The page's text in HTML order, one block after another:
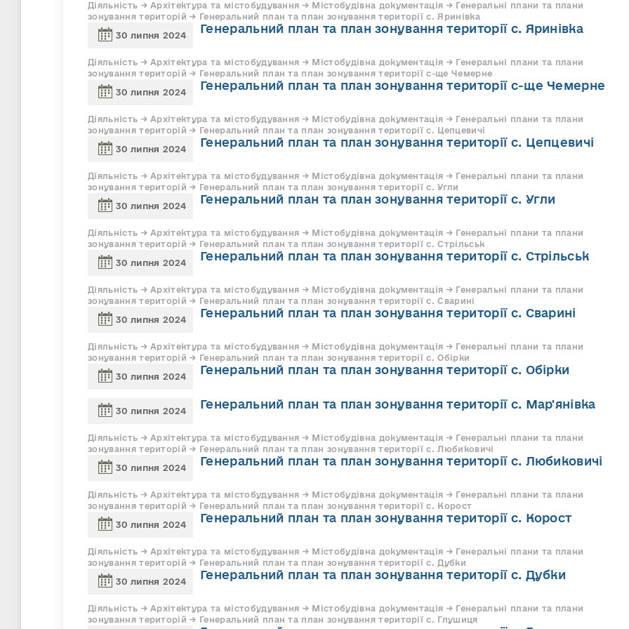
Діяльність → Архітектура та містобудування → Містобудівна документація → Генеральні плани та плани
зонування територій → Генеральний план та план зонування території с. Яринівка
30 липня 2024 Генеральний план та план зонування території с. Яринівка
Діяльність → Архітектура та містобудування → Містобудівна документація → Генеральні плани та плани
зонування територій → Генеральний план та план зонування території с-ще Чемерне
30 липня 2024 Генеральний план та план зонування території с-ще Чемерне
Діяльність → Архітектура та містобудування → Містобудівна документація → Генеральні плани та плани
зонування територій → Генеральний план та план зонування території с. Цепцевичі
30 липня 2024 Генеральний план та план зонування території с. Цепцевичі
Діяльність → Архітектура та містобудування → Містобудівна документація → Генеральні плани та плани
зонування територій → Генеральний план та план зонування території с. Угли
30 липня 2024 Генеральний план та план зонування території с. Угли
Діяльність → Архітектура та містобудування → Містобудівна документація → Генеральні плани та плани
зонування територій → Генеральний план та план зонування території с. Стрільськ
30 липня 2024 Генеральний план та план зонування території с. Стрільськ
Діяльність → Архітектура та містобудування → Містобудівна документація → Генеральні плани та плани
зонування територій → Генеральний план та план зонування території с. Сварині
30 липня 2024 Генеральний план та план зонування території с. Сварині
Діяльність → Архітектура та містобудування → Містобудівна документація → Генеральні плани та плани
зонування територій → Генеральний план та план зонування території с. Обірки
30 липня 2024 Генеральний план та план зонування території с. Обірки
30 липня 2024 Генеральний план та план зонування території с. Мар'янівка
Діяльність → Архітектура та містобудування → Містобудівна документація → Генеральні плани та плани
зонування територій → Генеральний план та план зонування території с. Любиковичі
30 липня 2024 Генеральний план та план зонування території с. Любиковичі
Діяльність → Архітектура та містобудування → Містобудівна документація → Генеральні плани та плани
зонування територій → Генеральний план та план зонування території с. Корост
30 липня 2024 Генеральний план та план зонування території с. Корост
Діяльність → Архітектура та містобудування → Містобудівна документація → Генеральні плани та плани
зонування територій → Генеральний план та план зонування території с. Дубки
30 липня 2024 Генеральний план та план зонування території с. Дубки
Діяльність → Архітектура та містобудування → Містобудівна документація → Генеральні плани та плани
зонування територій → Генеральний план та план зонування території с. Глушиця